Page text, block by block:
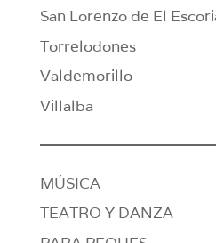
San Lorenzo de El
Torrelodones
Valdemorillo
Villalba
MÚSICA
TEATRO Y DANZA